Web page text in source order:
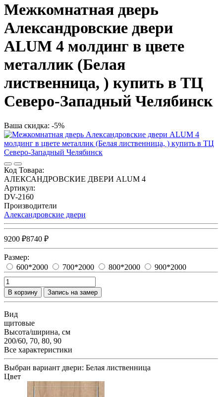
Межкомнатная дверь
Александровские двери
ALUM 4 молдинг в цвете
металлик (Белая
лиственница, ) купить в ТЦ
Северо-Западный Челябинск
Ваша скидка: -5%
Код Товара:
АЛЕКСАНДРОВСКИЕ ДВЕРИ ALUM 4
Артикул:
DV-2160
Производители
Александровские двери
9200 ₽8740 ₽
Размер:
600*2000
700*2000 800*2000 900*2000
В корзину Запись на замер
Вид
щитовые
Высота/ширина, см
200/60, 70, 80, 90
Все характеристики
Выбран вариант двери: Белая лиственница
Цвет